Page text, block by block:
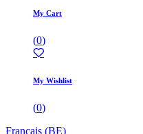
My Cart
(0)
My Wishlist
(0)
Français (BE)